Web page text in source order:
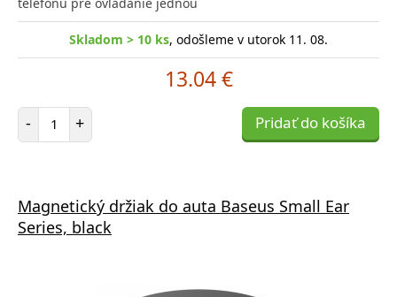
Skladom > 10 ks, odošleme v utorok 11. 08.
13.04 €
- Počet položiek
+ Pridať do košíka
Magnetický držiak do auta Baseus Small Ear
Series, black